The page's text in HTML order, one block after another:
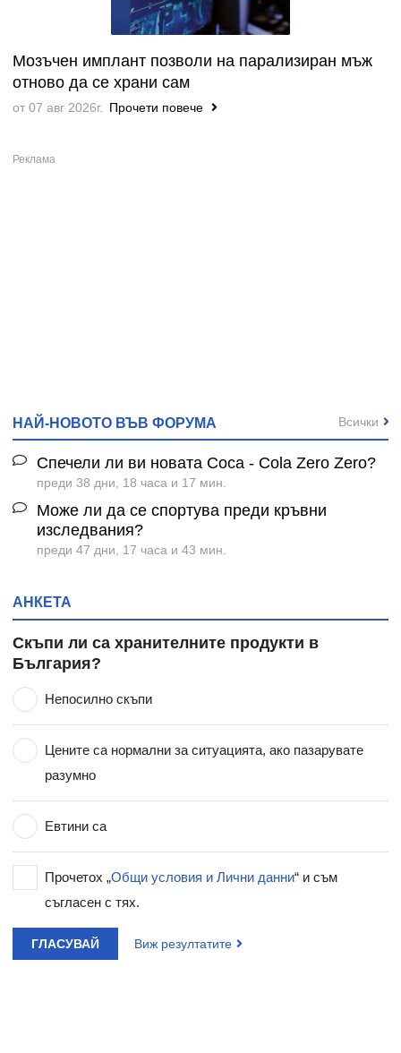
Мозъчен имплант позволи на парализиран мъж
отново да се храни сам
от 07 авг 2026г. Прочети повече
НАЙ-НОВОТО ВЪВ ФОРУМА
Спечели ли ви новата Coca - Cola Zero Zero?
преди 38 дни, 18 часа и 17 мин.
Може ли да се спортува преди кръвни
изследвания?
преди 47 дни, 17 часа и 43 мин.
Всички
АНКЕТА
Скъпи ли са хранителните продукти в
България?
Непосилно скъпи
Цените са нормални за ситуацията, ако пазарувате
разумно
Евтини са
Прочетох „Общи условия и Лични данни“ и съм
съгласен с тях.
ГЛАСУВАЙ Виж резултатите